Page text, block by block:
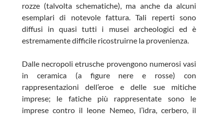
rozze (talvolta schematiche), ma anche da alcuni
esemplari di notevole fattura. Tali reperti sono
diffusi in quasi tutti i musei archeologici ed è
estremamente difficile ricostruirne la provenienza.
Dalle necropoli etrusche provengono numerosi vasi
in ceramica (a figure nere e rosse) con
rappresentazioni dell’eroe e delle sue mitiche
imprese; le fatiche più rappresentate sono le
imprese contro il leone Nemeo, l’idra, cerbero, il